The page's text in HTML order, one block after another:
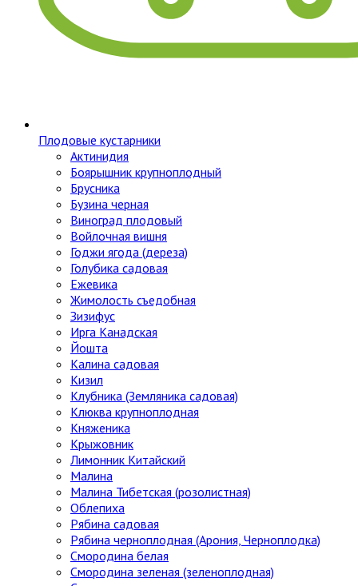
Плодовые кустарники
Актинидия
Боярышник крупноплодный
Брусника
Бузина черная
Виноград плодовый
Войлочная вишня
Годжи ягода (дереза)
Голубика садовая
Ежевика
Жимолость съедобная
Зизифус
Ирга Канадская
Йошта
Калина садовая
Кизил
Клубника (Земляника садовая)
Клюква крупноплодная
Княженика
Крыжовник
Лимонник Китайский
Малина
Малина Тибетская (розолистная)
Облепиха
Рябина садовая
Рябина черноплодная (Арония, Черноплодка)
Смородина белая
Смородина зеленая (зеленоплодная)